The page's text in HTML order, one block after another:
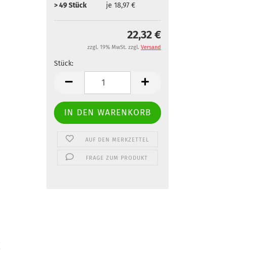
> 49 Stück je 18,97 €
22,32 €
zzgl. 19% MwSt. zzgl. Versand
Stück:
Stück
AUF DEN MERKZETTEL
FRAGE ZUM PRODUKT